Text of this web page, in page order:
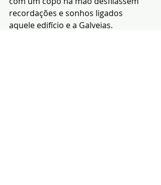
recordações e sonhos ligados
aquele edifício e a Galveias.